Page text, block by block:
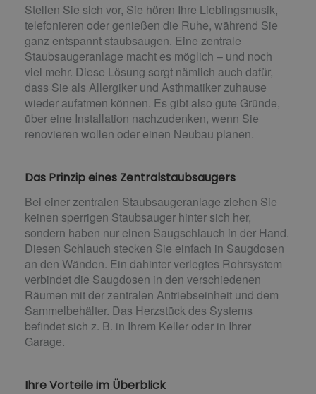
Stellen Sie sich vor, Sie hören Ihre Lieblingsmusik,
telefonieren oder genießen die Ruhe, während Sie
ganz entspannt staubsaugen. Eine zentrale
Staubsaugeranlage macht es möglich – und noch
viel mehr. Diese Lösung sorgt nämlich auch dafür,
dass Sie als Allergiker und Asthmatiker zuhause
wieder aufatmen können. Es gibt also gute Gründe,
über eine Installation nachzudenken, wenn Sie
renovieren wollen oder einen Neubau planen.
Das Prinzip eines Zentralstaubsaugers
Bei einer zentralen Staubsaugeranlage ziehen Sie
keinen sperrigen Staubsauger hinter sich her,
sondern haben nur einen Saugschlauch in der Hand.
Diesen Schlauch stecken Sie einfach in Saugdosen
an den Wänden. Ein dahinter verlegtes Rohrsystem
verbindet die Saugdosen in den verschiedenen
Räumen mit der zentralen Antriebseinheit und dem
Sammelbehälter. Das Herzstück des Systems
befindet sich z. B. in Ihrem Keller oder in Ihrer
Garage.
Ihre Vorteile im Überblick